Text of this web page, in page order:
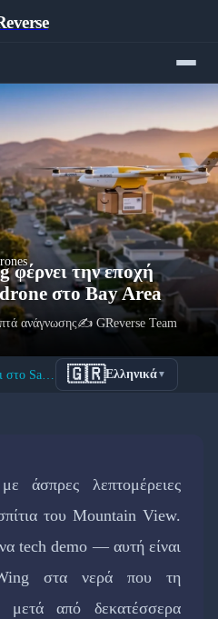
την εποχή
στο Bay Area
ανάγνωσης✍️ GReverse Team
🇬🇷Ελληνικά▼
άσπρες λεπτομέρειες
του Mountain View.
tech demo — αυτή είναι
στα νερά που τη
από δεκατέσσερα